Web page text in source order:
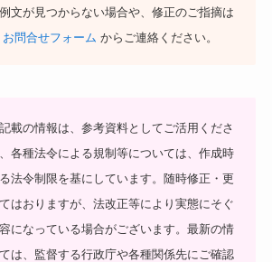
文が見つからない場合や、修正のご指摘は
お問合せフォーム からご連絡ください。
載の情報は、参考資料としてご活用くださ
各種法令による規制等については、作成時
法令制限を基にしています。随時修正・更
はおりますが、法改正等により実態にそぐ
になっている場合がございます。最新の情
は、監督する行政庁や各種関係先にご確認